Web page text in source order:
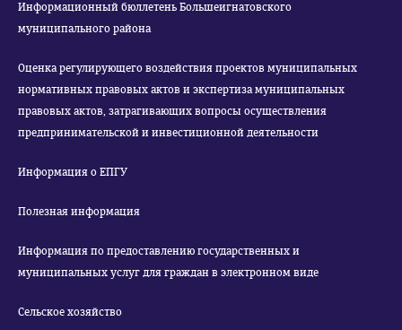
Информационный бюллетень Большеигнатовского
муниципального района
Оценка регулирующего воздействия проектов муниципальных
нормативных правовых актов и экспертиза муниципальных
правовых актов, затрагивающих вопросы осуществления
предпринимательской и инвестиционной деятельности
Информация о ЕПГУ
Полезная информация
Информация по предоставлению государственных и
муниципальных услуг для граждан в электронном виде
Сельское хозяйство